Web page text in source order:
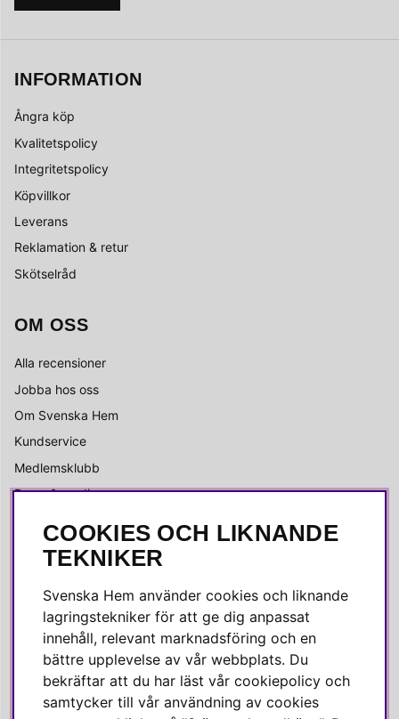
INFORMATION
Ångra köp
Kvalitetspolicy
Integritetspolicy
Köpvillkor
Leverans
Reklamation & retur
Skötselråd
OM OSS
Alla recensioner
Jobba hos oss
Om Svenska Hem
Kundservice
Medlemsklubb
Press & media
SOCIALA MEDIER
Instagram
Linkedin
Pinterest
COOKIES OCH LIKNANDE
TEKNIKER
Svenska Hem använder cookies och liknande
lagringstekniker för att ge dig anpassat
innehåll, relevant marknadsföring och en
bättre upplevelse av vår webbplats. Du
bekräftar att du har läst vår cookiepolicy och
samtycker till vår användning av cookies